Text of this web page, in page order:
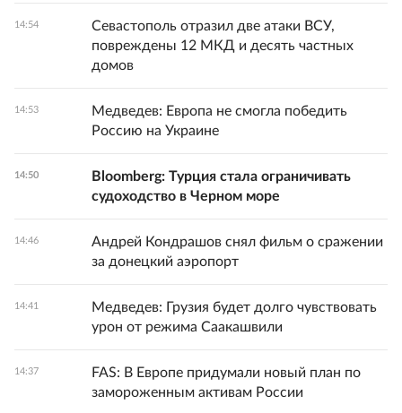
14:54
Севастополь отразил две атаки ВСУ,
повреждены 12 МКД и десять частных
домов
14:53
Медведев: Европа не смогла победить
Россию на Украине
14:50
Bloomberg: Турция стала ограничивать
судоходство в Черном море
14:46
Андрей Кондрашов снял фильм о сражении
за донецкий аэропорт
14:41
Медведев: Грузия будет долго чувствовать
урон от режима Саакашвили
14:37
FAS: В Европе придумали новый план по
замороженным активам России